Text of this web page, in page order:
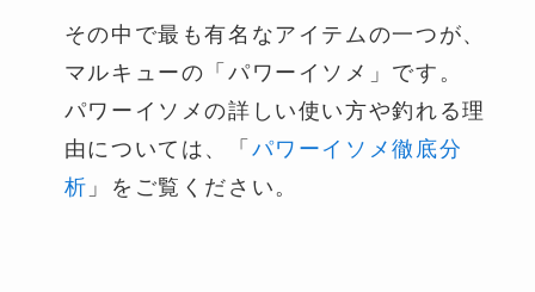
その中で最も有名なアイテムの一つが、
マルキューの「パワーイソメ」です。
パワーイソメの詳しい使い方や釣れる理
由については、「 パワーイソメ徹底分
析 」をご覧ください。